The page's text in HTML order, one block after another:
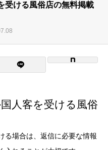
受ける風俗店の無料掲載
人客を受ける風俗
る場合は、返信に必要な情報